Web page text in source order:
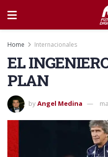
Home Internacionales
EL
PLAN
byAngel Medina